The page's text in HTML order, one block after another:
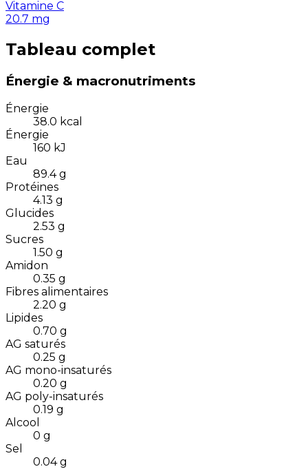
Vitamine C
20.7 mg
Tableau complet
Énergie & macronutriments
Énergie
38.0 kcal
Énergie
160 kJ
Eau
89.4 g
Protéines
4.13 g
Glucides
2.53 g
Sucres
1.50 g
Amidon
0.35 g
Fibres alimentaires
2.20 g
Lipides
0.70 g
AG saturés
0.25 g
AG mono-insaturés
0.20 g
AG poly-insaturés
0.19 g
Alcool
0 g
Sel
0.04 g